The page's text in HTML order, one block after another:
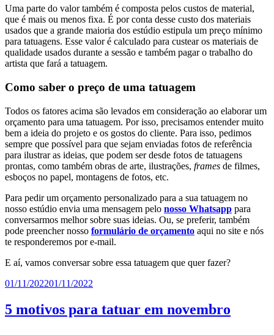
Uma parte do valor também é composta pelos custos de material,
que é mais ou menos fixa. É por conta desse custo dos materiais
usados que a grande maioria dos estúdio estipula um preço mínimo
para tatuagens. Esse valor é calculado para custear os materiais de
qualidade usados durante a sessão e também pagar o trabalho do
artista que fará a tatuagem.
Como saber o preço de uma tatuagem
Todos os fatores acima são levados em consideração ao elaborar um
orçamento para uma tatuagem. Por isso, precisamos entender muito
bem a ideia do projeto e os gostos do cliente. Para isso, pedimos
sempre que possível para que sejam enviadas fotos de referência
para ilustrar as ideias, que podem ser desde fotos de tatuagens
prontas, como também obras de arte, ilustrações, frames de filmes,
esboços no papel, montagens de fotos, etc.
Para pedir um orçamento personalizado para a sua tatuagem no
nosso estúdio envia uma mensagem pelo nosso Whatsapp para
conversarmos melhor sobre suas ideias. Ou, se preferir, também
pode preencher nosso formulário de orçamento aqui no site e nós
te responderemos por e-mail.
E aí, vamos conversar sobre essa tatuagem que quer fazer?
Publicado
01/11/202201/11/2022
5 motivos para tatuar em novembro